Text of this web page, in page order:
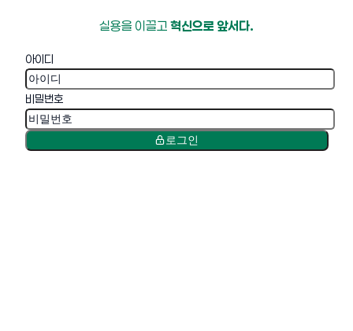
실용을 이끌고 혁신으로 앞서다.
아이디
비밀번호
로그인